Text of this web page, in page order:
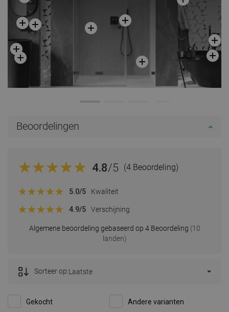
Beoordelingen
4.8/5 (4 Beoordeling)
Algemene beoordeling gebaseerd op 4 Beoordeling (10
landen)
5.0/5 Kwaliteit
4.9/5 Verschijning
Gekocht Andere varianten
Sorteer op:Laatste